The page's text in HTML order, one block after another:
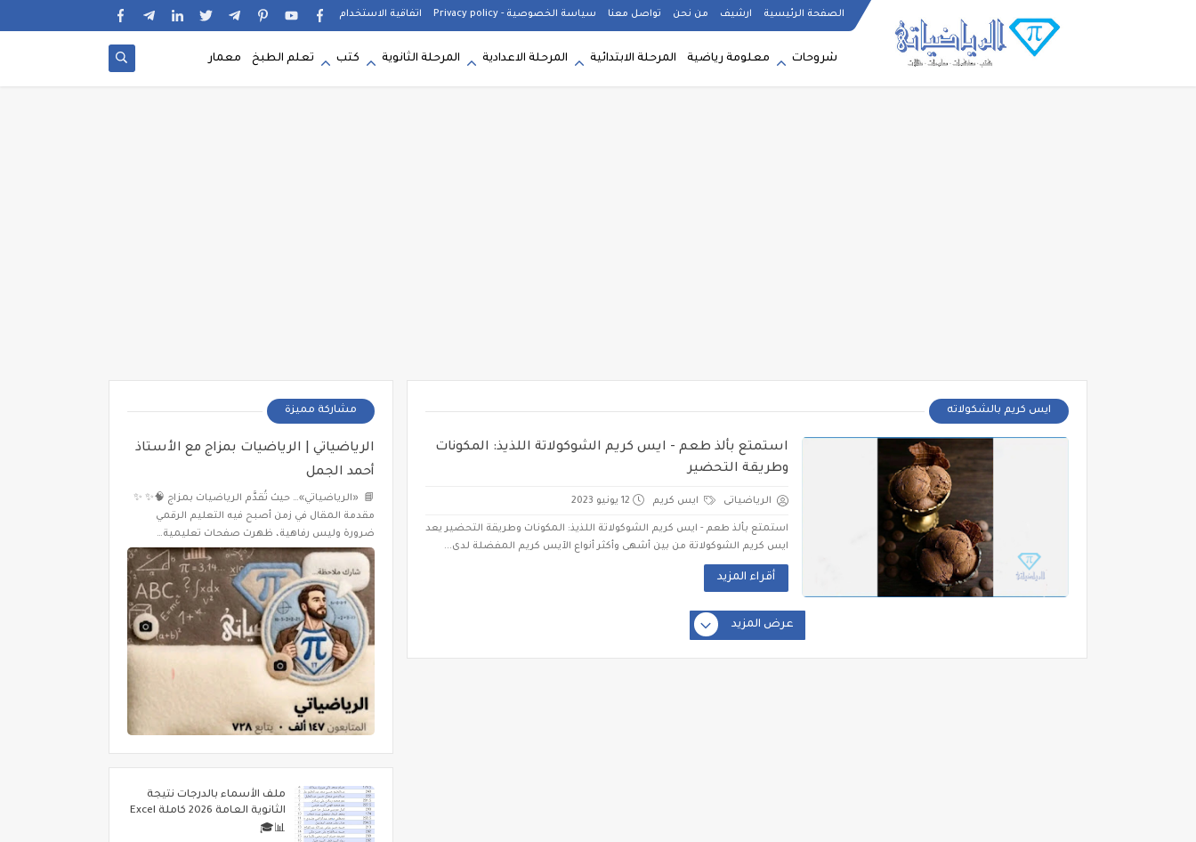
الصفحة الرئيسية ارشيف من نحن تواصل معنا سياسة الخصوصية - Privacy policy اتفاقية الاستخدام
شروحات معلومة رياضية المرحلة الابتدائية المرحلة الاعدادية المرحلة الثانوية كتب تعلم الطبخ معمار
ايس كريم بالشكولاته
استمتع بألذ طعم - ايس كريم الشوكولاتة اللذيذ: المكونات
وطريقة التحضير
الرياضياتى ايس كريم 12 يونيو 2023
استمتع بألذ طعم - ايس كريم الشوكولاتة اللذيذ: المكونات وطريقة التحضير يعد
ايس كريم الشوكولاتة من بين أشهى وأكثر أنواع الآيس كريم المفضلة لدى...
أقراء المزيد
عرض المزيد
مشاركة مميزة
الرياضياتي | الرياضيات بمزاج مع الأستاذ
أحمد الجمل
📘 «الرياضياتي»… حيث تُقدَّم الرياضيات بمزاج 🧠✨ ✨
مقدمة المقال في زمن أصبح فيه التعليم الرقمي
ضرورة وليس رفاهية، ظهرت صفحات تعليمية…
ملف الأسماء بالدرجات نتيجة
الثانوية العامة 2026 كاملة Excel
📊🎓